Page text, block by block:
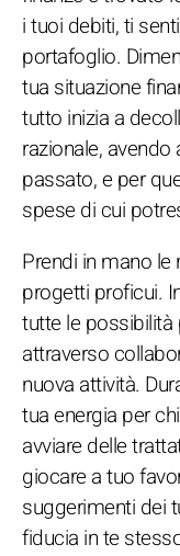
i tuoi debiti, ti
portafoglio.
tua situazione
tutto inizia a
razionale,
passato, e per
spese di cui
Prendi in mano
progetti proficui.
tutte le possibilità
attraverso
nuova attività.
tua energia per
avviare delle
giocare a tuo
suggerimenti dei
fiducia in te